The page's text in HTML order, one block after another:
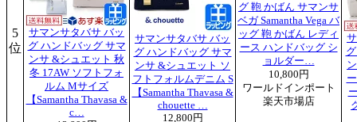
5
位
サマンサタバサ バッ
グ ハンドバッグ サマ
ンサ &シュエット 秋
冬 17AW ソフトフォ
ルム Mサイズ
【Samantha Thavasa &
c…
サマンサタバサ バッ
グ ハンドバッグ サマ
ンサ &シュエット ソ
フトフォルムデニム S
【Samantha Thavasa &
chouette …
12,800円
グ 鞄 かばん サマンサ
ベガ Samantha Vega バ
ッグ 鞄 かばん レディ
ース ハンドバッグ シ
ョルダー…
10,800円
ワールドインポート
楽天市場店